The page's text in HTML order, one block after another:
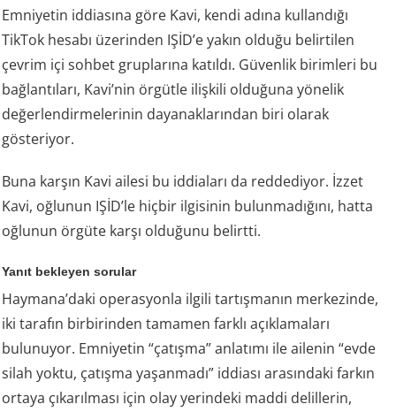
Emniyetin iddiasına göre Kavi, kendi adına kullandığı
TikTok hesabı üzerinden IŞİD’e yakın olduğu belirtilen
çevrim içi sohbet gruplarına katıldı. Güvenlik birimleri bu
bağlantıları, Kavi’nin örgütle ilişkili olduğuna yönelik
değerlendirmelerinin dayanaklarından biri olarak
gösteriyor.
Buna karşın Kavi ailesi bu iddiaları da reddediyor. İzzet
Kavi, oğlunun IŞİD’le hiçbir ilgisinin bulunmadığını, hatta
oğlunun örgüte karşı olduğunu belirtti.
Yanıt bekleyen sorular
Haymana’daki operasyonla ilgili tartışmanın merkezinde,
iki tarafın birbirinden tamamen farklı açıklamaları
bulunuyor. Emniyetin “çatışma” anlatımı ile ailenin “evde
silah yoktu, çatışma yaşanmadı” iddiası arasındaki farkın
ortaya çıkarılması için olay yerindeki maddi delillerin,